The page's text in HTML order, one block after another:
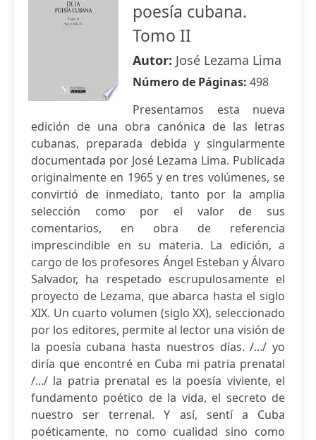
poesía cubana.
Tomo II
Autor: José Lezama Lima
Número de Páginas: 498
Presentamos esta nueva
edición de una obra canónica de las letras
cubanas, preparada debida y singularmente
documentada por José Lezama Lima. Publicada
originalmente en 1965 y en tres volúmenes, se
convirtió de inmediato, tanto por la amplia
selección como por el valor de sus
comentarios, en obra de referencia
imprescindible en su materia. La edición, a
cargo de los profesores Ángel Esteban y Álvaro
Salvador, ha respetado escrupulosamente el
proyecto de Lezama, que abarca hasta el siglo
XIX. Un cuarto volumen (siglo XX), seleccionado
por los editores, permite al lector una visión de
la poesía cubana hasta nuestros días. /.../ yo
diría que encontré en Cuba mi patria prenatal
/.../ la patria prenatal es la poesía viviente, el
fundamento poético de la vida, el secreto de
nuestro ser terrenal. Y así, sentí a Cuba
poéticamente, no como cualidad sino como